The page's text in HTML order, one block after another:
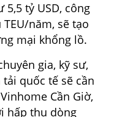
5,5 tỷ USD, công
năm, sẽ tạo
mại khổng lồ.
gia, kỹ sư,
quốc tế sẽ cần
Cần Giờ,
hấp thụ dòng